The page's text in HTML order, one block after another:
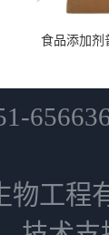
食品添加剂
物工程